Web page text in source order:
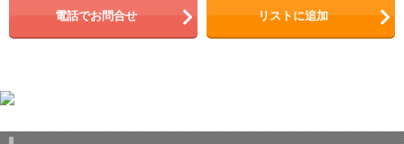
電話でお問合せ リストに追加